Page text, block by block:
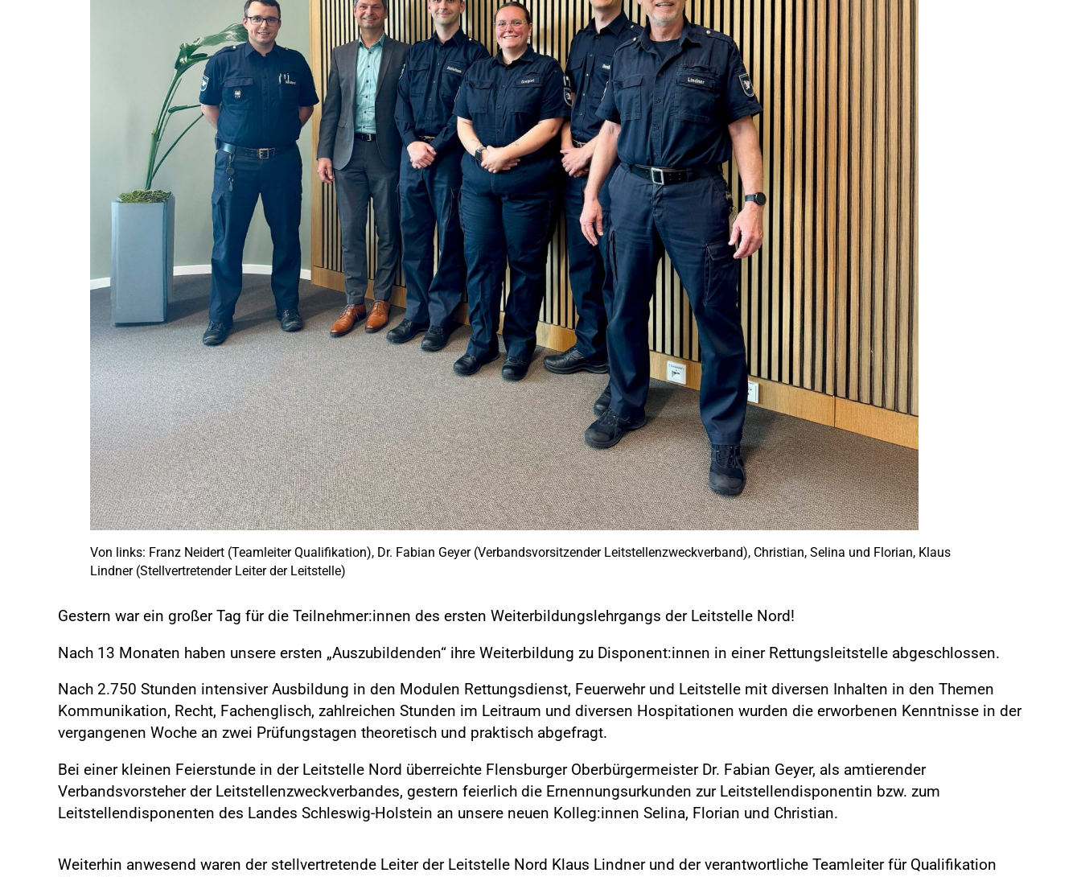
Von links: Franz Neidert (Teamleiter Qualifikation), Dr. Fabian Geyer (Verbandsvorsitzender Leitstellenzweckverband), Christian, Selina und Florian, Klaus
Lindner (Stellvertretender Leiter der Leitstelle)
Gestern war ein großer Tag für die Teilnehmer:innen des ersten Weiterbildungslehrgangs der Leitstelle Nord!
Nach 13 Monaten haben unsere ersten „Auszubildenden“ ihre Weiterbildung zu Disponent:innen in einer Rettungsleitstelle abgeschlossen.
Nach 2.750 Stunden intensiver Ausbildung in den Modulen Rettungsdienst, Feuerwehr und Leitstelle mit diversen Inhalten in den Themen
Kommunikation, Recht, Fachenglisch, zahlreichen Stunden im Leitraum und diversen Hospitationen wurden die erworbenen Kenntnisse in der
vergangenen Woche an zwei Prüfungstagen theoretisch und praktisch abgefragt.
Bei einer kleinen Feierstunde in der Leitstelle Nord überreichte Flensburger Oberbürgermeister Dr. Fabian Geyer, als amtierender
Verbandsvorsteher der Leitstellenzweckverbandes, gestern feierlich die Ernennungsurkunden zur Leitstellendisponentin bzw. zum
Leitstellendisponenten des Landes Schleswig-Holstein an unsere neuen Kolleg:innen Selina, Florian und Christian.
Weiterhin anwesend waren der stellvertretende Leiter der Leitstelle Nord Klaus Lindner und der verantwortliche Teamleiter für Qualifikation